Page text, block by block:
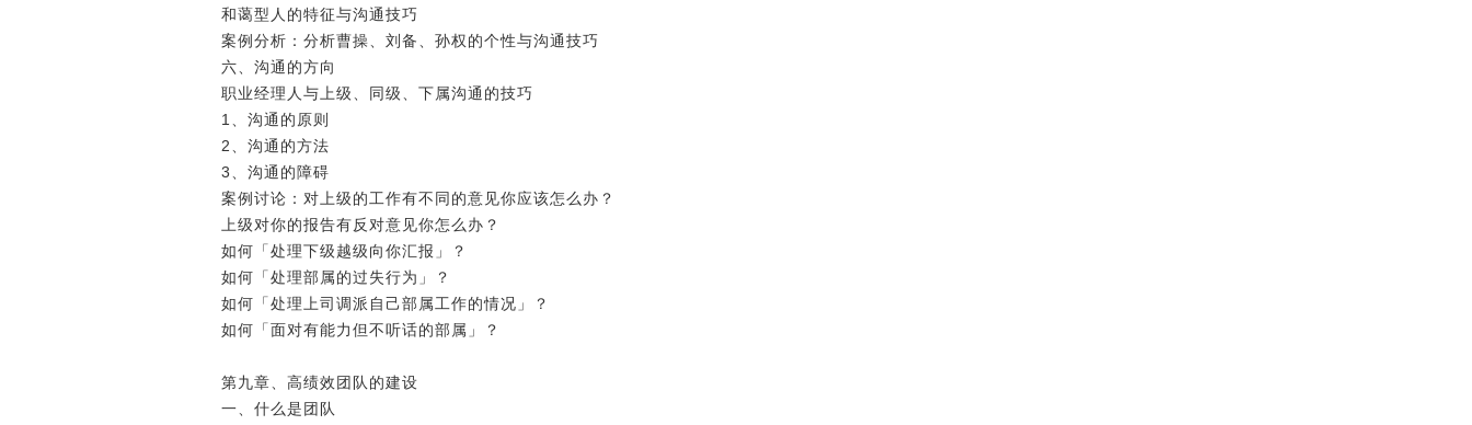
和蔼型人的特征与沟通技巧
案例分析：分析曹操、刘备、孙权的个性与沟通技巧
六、沟通的方向
职业经理人与上级、同级、下属沟通的技巧
1、沟通的原则
2、沟通的方法
3、沟通的障碍
案例讨论：对上级的工作有不同的意见你应该怎么办？
上级对你的报告有反对意见你怎么办？
如何「处理下级越级向你汇报」？
如何「处理部属的过失行为」？
如何「处理上司调派自己部属工作的情况」？
如何「面对有能力但不听话的部属」？
第九章、高绩效团队的建设
一、什么是团队